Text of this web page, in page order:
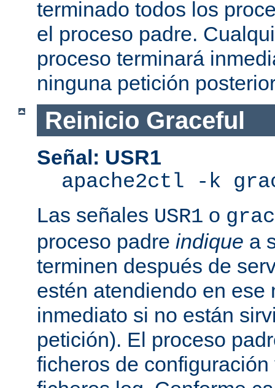
terminado todos los
el proceso padre.
proceso terminará
ninguna petición
Reinicio Graceful
Señal: USR1
apache2ctl -k
Las señales USR1 o
proceso padre indique a
terminen después de
estén atendiendo en ese
inmediato si no están
petición). El proceso
ficheros de